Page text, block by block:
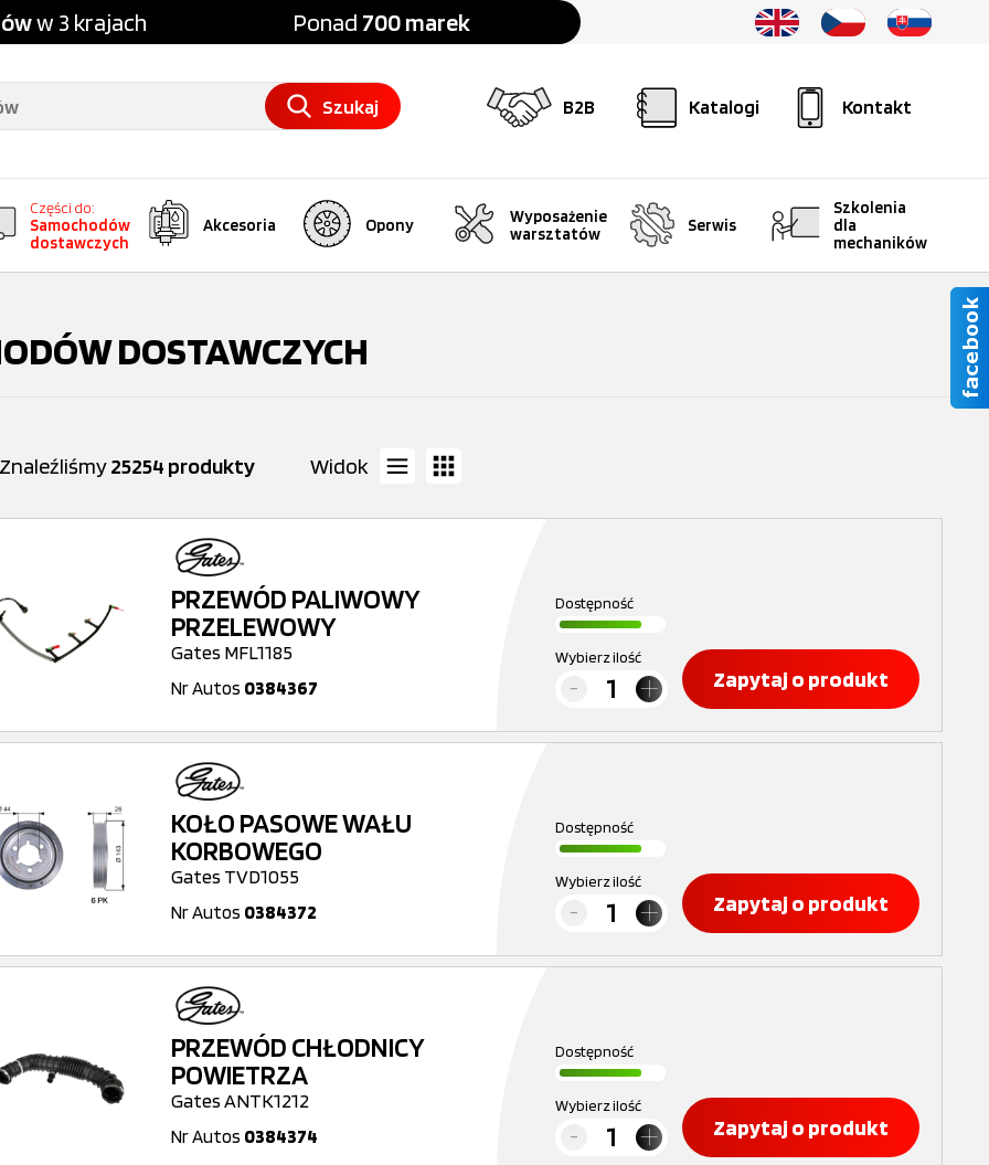
w 3 krajach Ponad 700 marek
B2B Katalogi Kontakt
Szukaj
Części do:
Samochodów
dostawczych
Akcesoria Opony
Wyposażenie
warsztatów
Serwis
Szkolenia
dla
mechaników
DOSTAWCZYCH
Znaleźliśmy25254 produkty Widok
PRZEWÓD PALIWOWY
PRZELEWOWY
Gates MFL1185
Nr Autos 0384367
Dostępność
Wybierz ilość
Zapytaj o produkt
KOŁO PASOWE WAŁU
KORBOWEGO
Gates TVD1055
Nr Autos 0384372
Dostępność
Wybierz ilość
Zapytaj o produkt
PRZEWÓD CHŁODNICY
POWIETRZA
Gates ANTK1212
Nr Autos 0384374
Dostępność
Wybierz ilość
Zapytaj o produkt